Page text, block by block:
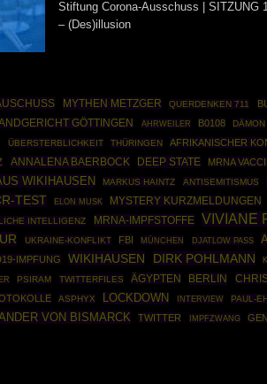
Stiftung Corona-Ausschuss | SITZUNG
– (Des)illusion
MYTHEN METZGER QUERDENKEN 711
GÖTTINGEN AHRWEILER B0108 DÄMON
ÜBERSTERBLICHKEIT THÜRINGEN AFRIKANISCHER
ANNALENA BAERBOCK DEEP STATE MRNA
WIKIHAUSEN MARKUS HAINTZ ANTISEMITISMUS
TEST ELON MUSK MYSTERY KURZMELDUNGEN
INTELLIGENZ MRNA-IMPFSTOFFE VIVIANE
UKRAINE-KONFLIKT FBI MÜNCHEN DJATLOW PASS
IMPFUNG WIKIHAUSEN DIRK POHLMANN
PSIRAM TWITTERFILES ÄGYPTEN BERLIN
ASPHYX LOCKDOWN INTERVIEW PAUL-
VON BISMARCK TWITTER IMPFZWANG